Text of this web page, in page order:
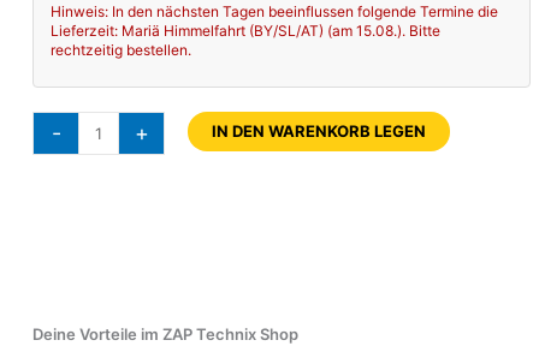
Hinweis: In den nächsten Tagen beeinflussen folgende Termine die
Lieferzeit: Mariä Himmelfahrt (BY/SL/AT) (am 15.08.). Bitte
rechtzeitig bestellen.
- + IN DEN WARENKORB LEGEN
Deine Vorteile im ZAP Technix Shop